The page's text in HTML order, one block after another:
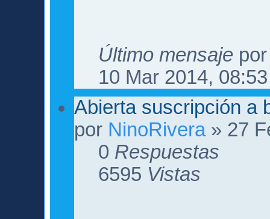
Último mensaje
10 Mar 2014, 08:53
Abierta suscripción a
por NinoRivera» 27
0 Respuestas
6595 Vistas